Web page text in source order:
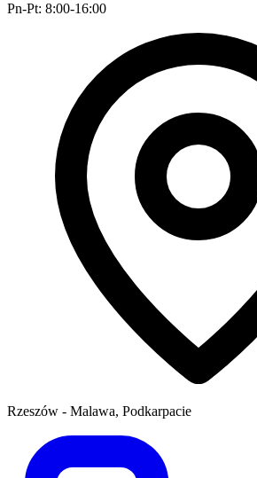
Pn-Pt: 8:00-16:00
Rzeszów - Malawa, Podkarpacie